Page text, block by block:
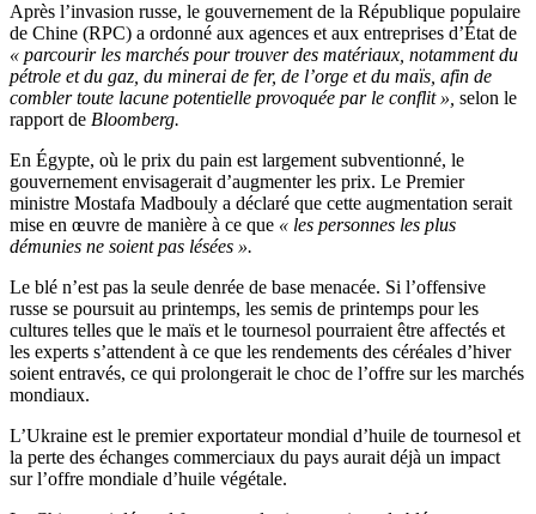
Après l’invasion russe, le gouvernement de la République populaire
de Chine (RPC) a ordonné aux agences et aux entreprises d’État de
« parcourir les marchés pour trouver des matériaux, notamment du
pétrole et du gaz, du minerai de fer, de l’orge et du maïs, afin de
combler toute lacune potentielle provoquée par le conflit », selon le
rapport de Bloomberg.
En Égypte, où le prix du pain est largement subventionné, le
gouvernement envisagerait d’augmenter les prix. Le Premier
ministre Mostafa Madbouly a déclaré que cette augmentation serait
mise en œuvre de manière à ce que « les personnes les plus
démunies ne soient pas lésées ».
Le blé n’est pas la seule denrée de base menacée. Si l’offensive
russe se poursuit au printemps, les semis de printemps pour les
cultures telles que le maïs et le tournesol pourraient être affectés et
les experts s’attendent à ce que les rendements des céréales d’hiver
soient entravés, ce qui prolongerait le choc de l’offre sur les marchés
mondiaux.
L’Ukraine est le premier exportateur mondial d’huile de tournesol et
la perte des échanges commerciaux du pays aurait déjà un impact
sur l’offre mondiale d’huile végétale.